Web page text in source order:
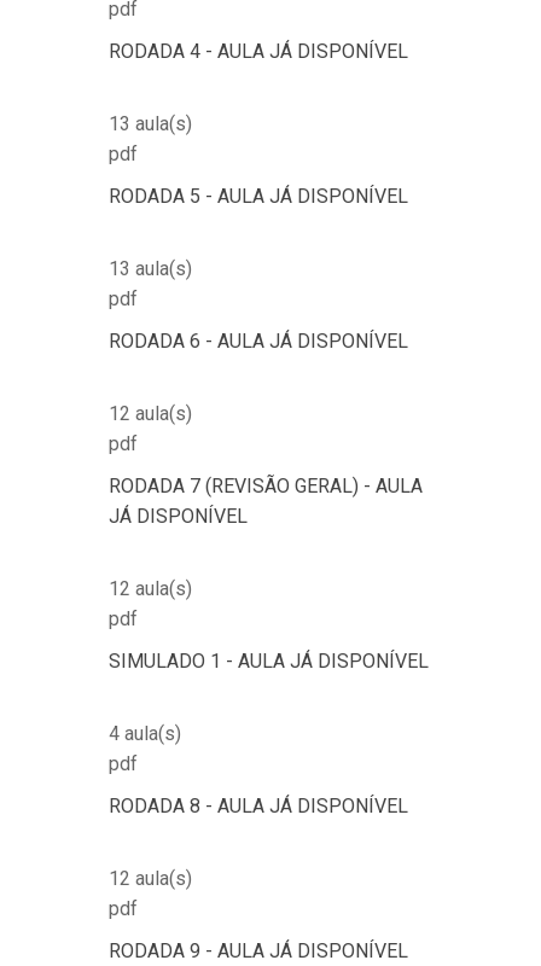
pdf
RODADA 4 - AULA JÁ DISPONÍVEL
13 aula(s)
pdf
RODADA 5 - AULA JÁ DISPONÍVEL
13 aula(s)
pdf
RODADA 6 - AULA JÁ DISPONÍVEL
12 aula(s)
pdf
RODADA 7 (REVISÃO GERAL) - AULA
JÁ DISPONÍVEL
12 aula(s)
pdf
SIMULADO 1 - AULA JÁ DISPONÍVEL
4 aula(s)
pdf
RODADA 8 - AULA JÁ DISPONÍVEL
12 aula(s)
pdf
RODADA 9 - AULA JÁ DISPONÍVEL